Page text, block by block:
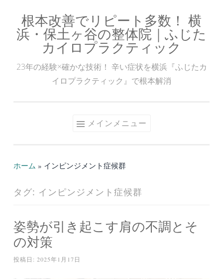
ン
根本改善でリピート多数！ 横
浜・保土ヶ谷の整体院｜ふじた
カイロプラクティック
23年の経験×確かな技術！ 辛い症状を横浜『ふじたカ
イロプラクティック』で根本解消
メインメニュー
ホーム » インピンジメント症候群
タグ: インピンジメント症候群
姿勢が引き起こす肩の不調とそ
の対策
投稿日: 2025年1月17日